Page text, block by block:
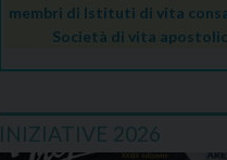
membri di Istituti di vita
Società di vita
INIZIATIVE 2026